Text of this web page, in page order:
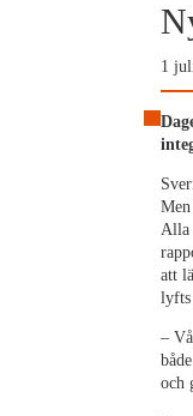
1
Alla
att
lyfts
–
och